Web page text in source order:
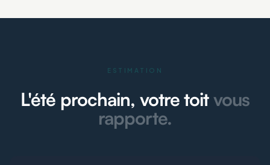
ESTIMATION
L'été prochain, votre toitvous
rapporte.